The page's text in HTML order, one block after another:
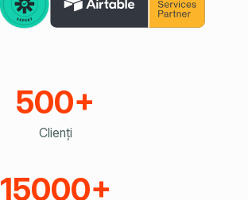
500+
Clienți
15000+